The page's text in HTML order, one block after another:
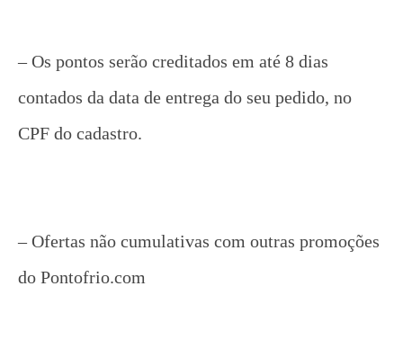
– Os pontos serão creditados em até 8 dias
contados da data de entrega do seu pedido, no
CPF do cadastro.
– Ofertas não cumulativas com outras promoções
do Pontofrio.com